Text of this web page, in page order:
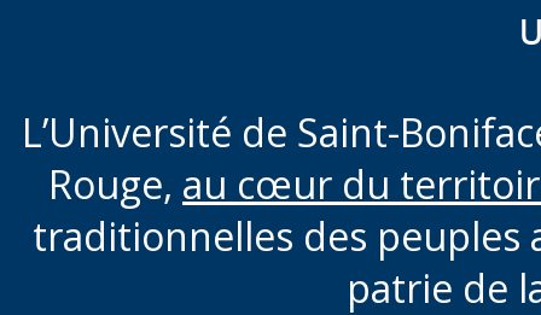
L’Université de Saint-
Rouge, au cœur du
traditionnelles des peuples
patrie de